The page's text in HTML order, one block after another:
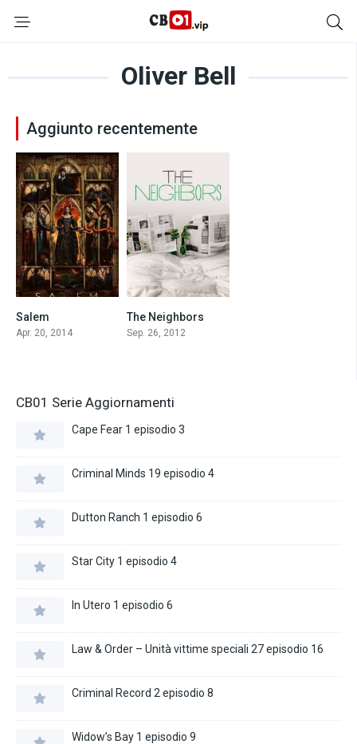
Oliver Bell
Aggiunto recentemente
Salem
Apr. 20, 2014
The Neighbors
Sep. 26, 2012
CB01 Serie Aggiornamenti
Cape Fear 1 episodio 3
Criminal Minds 19 episodio 4
Dutton Ranch 1 episodio 6
Star City 1 episodio 4
In Utero 1 episodio 6
Law & Order – Unità vittime speciali 27 episodio 16
Criminal Record 2 episodio 8
Widow’s Bay 1 episodio 9